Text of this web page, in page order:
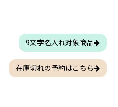
9文字名入れ対象商品
在庫切れの予約はこちら